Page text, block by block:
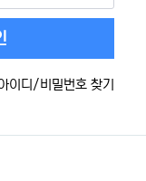
이디/비밀번호 찾기